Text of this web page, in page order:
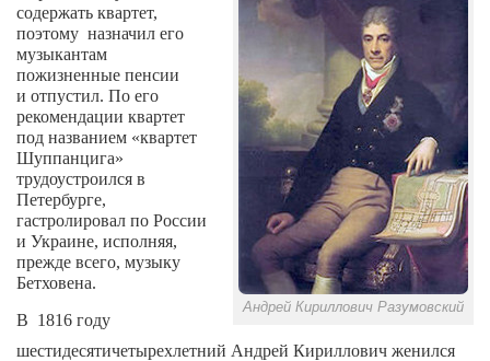
Андрей Кириллович Разумовский
содержать квартет,
поэтому назначил его
музыкантам
пожизненные пенсии
и отпустил. По его
рекомендации квартет
под названием «квартет
Шуппанцига»
трудоустроился в
Петербурге,
гастролировал по России
и Украине, исполняя,
прежде всего, музыку
Бетховена.
В 1816 году
шестидесятичетырехлетний Андрей Кириллович женился